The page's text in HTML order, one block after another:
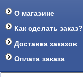
О магазине
Как сделать заказ?
Доставка заказов
Оплата заказа